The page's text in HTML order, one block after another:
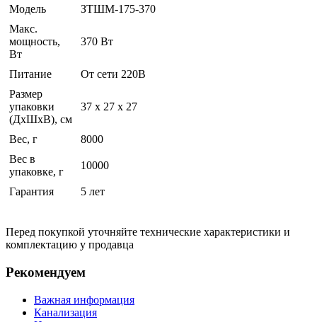
Модель
ЗТШМ-175-370
Макс.
мощность,
Вт
370 Вт
Питание
От сети 220В
Размер
упаковки
(ДхШхВ), см
37 x 27 x 27
Вес, г
8000
Вес в
упаковке, г
10000
Гарантия 5 лет
Перед покупкой уточняйте технические характеристики и
комплектацию у продавца
Рекомендуем
Важная информация
Канализация